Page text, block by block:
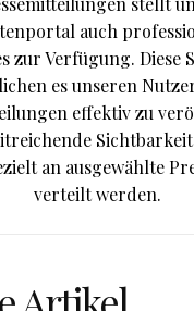
auch
zur Verfügung. Diese
es unseren
effektiv zu
an ausgewählte
verteilt werden.